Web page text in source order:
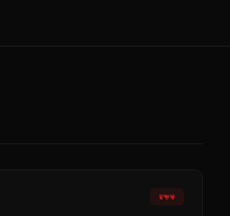
রক্ষক